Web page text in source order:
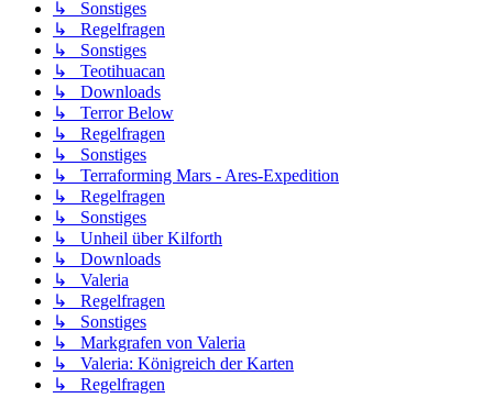
↳ Sonstiges
↳ Regelfragen
↳ Sonstiges
↳ Teotihuacan
↳ Downloads
↳ Terror Below
↳ Regelfragen
↳ Sonstiges
↳ Terraforming Mars - Ares-Expedition
↳ Regelfragen
↳ Sonstiges
↳ Unheil über Kilforth
↳ Downloads
↳ Valeria
↳ Regelfragen
↳ Sonstiges
↳ Markgrafen von Valeria
↳ Valeria: Königreich der Karten
↳ Regelfragen